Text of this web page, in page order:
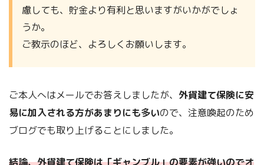
慮しても、貯金より有利と思いますがいかがでしょ
うか。
ご教示のほど、よろしくお願いします。
ご本人へはメールでお答えしましたが、 外貨建て保険に安
易に加入される方があまりにも多いので、注意喚起のため
ブログでも取り上げることにしました。
結論、外貨建て保険は「ギャンブル」の要素が強いのでオ